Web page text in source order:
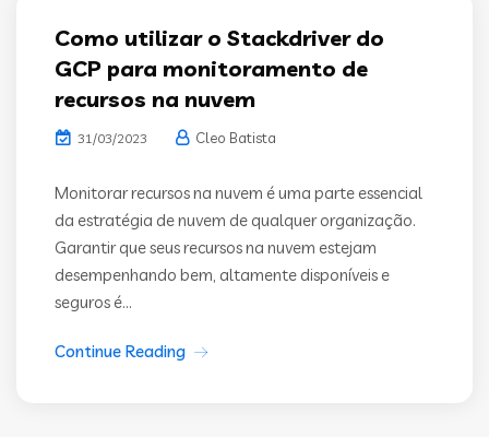
Como utilizar o Stackdriver do
GCP para monitoramento de
recursos na nuvem
31/03/2023 Cleo Batista
Monitorar recursos na nuvem é uma parte essencial
da estratégia de nuvem de qualquer organização.
Garantir que seus recursos na nuvem estejam
desempenhando bem, altamente disponíveis e
seguros é...
Continue Reading